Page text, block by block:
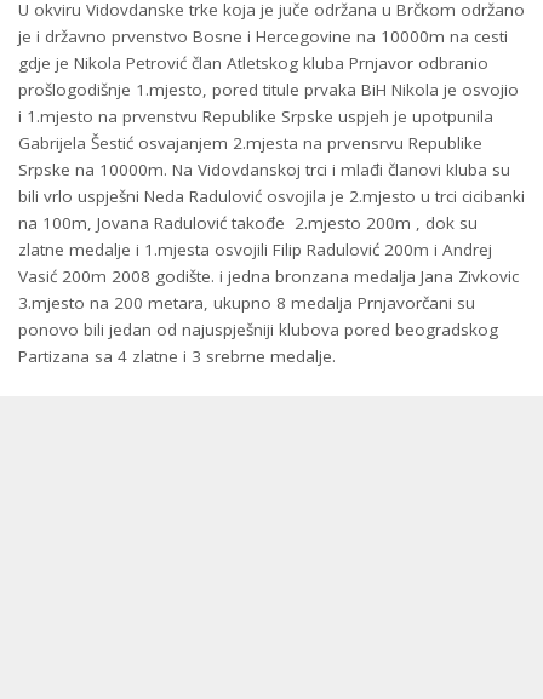
U okviru Vidovdanske trke koja je juče održana u Brčkom održano
je i državno prvenstvo Bosne i Hercegovine na 10000m na cesti
gdje je Nikola Petrović član Atletskog kluba Prnjavor odbranio
prošlogodišnje 1.mjesto, pored titule prvaka BiH Nikola je osvojio
i 1.mjesto na prvenstvu Republike Srpske uspjeh je upotpunila
Gabrijela Šestić osvajanjem 2.mjesta na prvensrvu Republike
Srpske na 10000m. Na Vidovdanskoj trci i mlađi članovi kluba su
bili vrlo uspješni Neda Radulović osvojila je 2.mjesto u trci cicibanki
na 100m, Jovana Radulović takođe 2.mjesto 200m , dok su
zlatne medalje i 1.mjesta osvojili Filip Radulović 200m i Andrej
Vasić 200m 2008 godište. i jedna bronzana medalja Jana Zivkovic
3.mjesto na 200 metara, ukupno 8 medalja Prnjavorčani su
ponovo bili jedan od najuspješniji klubova pored beogradskog
Partizana sa 4 zlatne i 3 srebrne medalje.